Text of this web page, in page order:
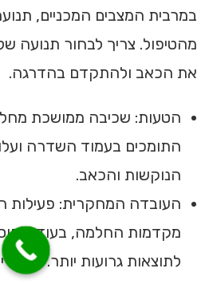
במרבית המצבים המכניים,
מהטיפול. צריך לבחור תנועה
את הכאב ולהתקדם בהדרגה.
הטעות: שכיבה ממושכת
התומכים בעמוד השדרה
הנוקשות והכאב.
העובדה המחקרית: פעילות
מקדמות החלמה, בעוד
לתוצאות גרועות יותר.